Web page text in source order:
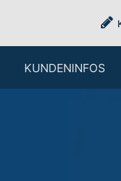
KUNDENINFOS